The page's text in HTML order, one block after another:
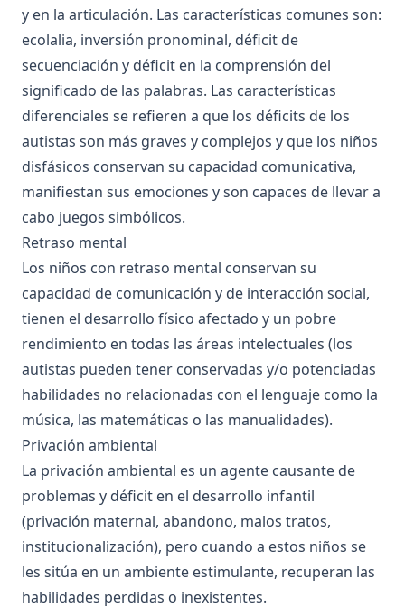
y en la articulación. Las características comunes son:
ecolalia, inversión pronominal, déficit de
secuenciación y déficit en la comprensión del
significado de las palabras. Las características
diferenciales se refieren a que los déficits de los
autistas son más graves y complejos y que los niños
disfásicos conservan su capacidad comunicativa,
manifiestan sus emociones y son capaces de llevar a
cabo juegos simbólicos.
Retraso mental
Los niños con retraso mental conservan su
capacidad de comunicación y de interacción social,
tienen el desarrollo físico afectado y un pobre
rendimiento en todas las áreas intelectuales (los
autistas pueden tener conservadas y/o potenciadas
habilidades no relacionadas con el lenguaje como la
música, las matemáticas o las manualidades).
Privación ambiental
La privación ambiental es un agente causante de
problemas y déficit en el desarrollo infantil
(privación maternal, abandono, malos tratos,
institucionalización), pero cuando a estos niños se
les sitúa en un ambiente estimulante, recuperan las
habilidades perdidas o inexistentes.